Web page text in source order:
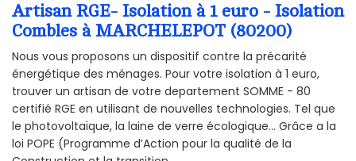
Artisan RGE- Isolation à 1 euro - Isolation
Combles à MARCHELEPOT (80200)
Nous vous proposons un dispositif contre la précarité
énergétique des ménages. Pour votre isolation à 1 euro,
trouver un artisan de votre departement SOMME - 80
certifié RGE en utilisant de nouvelles technologies. Tel que
le photovoltaïque, la laine de verre écologique... Grâce a la
loi POPE (Programme d’Action pour la qualité de la